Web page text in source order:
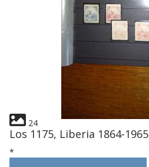
24
Los 1175, Liberia 1864-1965
*